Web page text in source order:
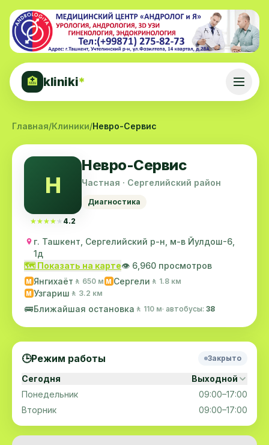
🏥 kliniki*
Главная/Клиники/Невро-Сервис
Н
★★★★★
★★★★★ 4.2
Невро-Сервис
Частная · Сергелийский район
Диагностика
г. Ташкент, Сергелийский р-н, м-в Йулдош-6,
1д
🗺️ Показать на карте👁️ 6,960 просмотров
M Янгихаёт 🚶 650 м M Сергели 🚶 1.8 км
M Узгариш 🚶 3.2 км
🚌Ближайшая остановка 🚶 110 м· автобусы: 38
🕒Режим работы Закрыто
Сегодня
Выходной
Понедельник
09:00–17:00
Вторник
09:00–17:00